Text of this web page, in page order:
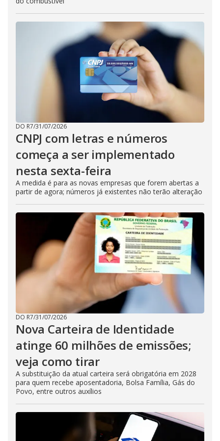
DO R7/31/07/2026
CNPJ com letras e números
começa a ser implementado
nesta sexta-feira
A medida é para as novas empresas que forem abertas a
partir de agora; números já existentes não terão alteração
DO R7/31/07/2026
Nova Carteira de Identidade
atinge 60 milhões de emissões;
veja como tirar
A substituição da atual carteira será obrigatória em 2028
para quem recebe aposentadoria, Bolsa Família, Gás do
Povo, entre outros auxílios